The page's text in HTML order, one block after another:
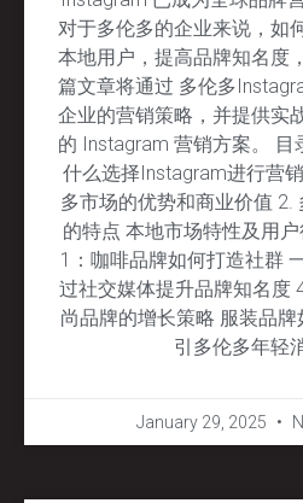
对于多伦多的企业来说，如
本地用户，提高品牌知名度
篇文章将通过 多伦多
企业的营销策略，并提供实
的 Instagram 营销方案。 目
什么选择Instagram进行营
多市场的优势和商业价值 2.
的特点 本地市场特性及用
1：咖啡品牌如何打造社群
过社交媒体提升品牌知名度
尚品牌的增长策略 服装品
引多伦多年轻
January 29, 2025